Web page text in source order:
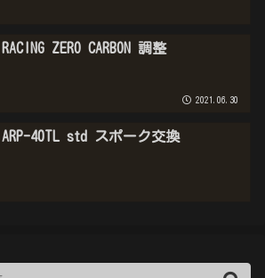
RACING ZERO CARBON 調整
2021.06.30
ARP-40TL std スポーク交換